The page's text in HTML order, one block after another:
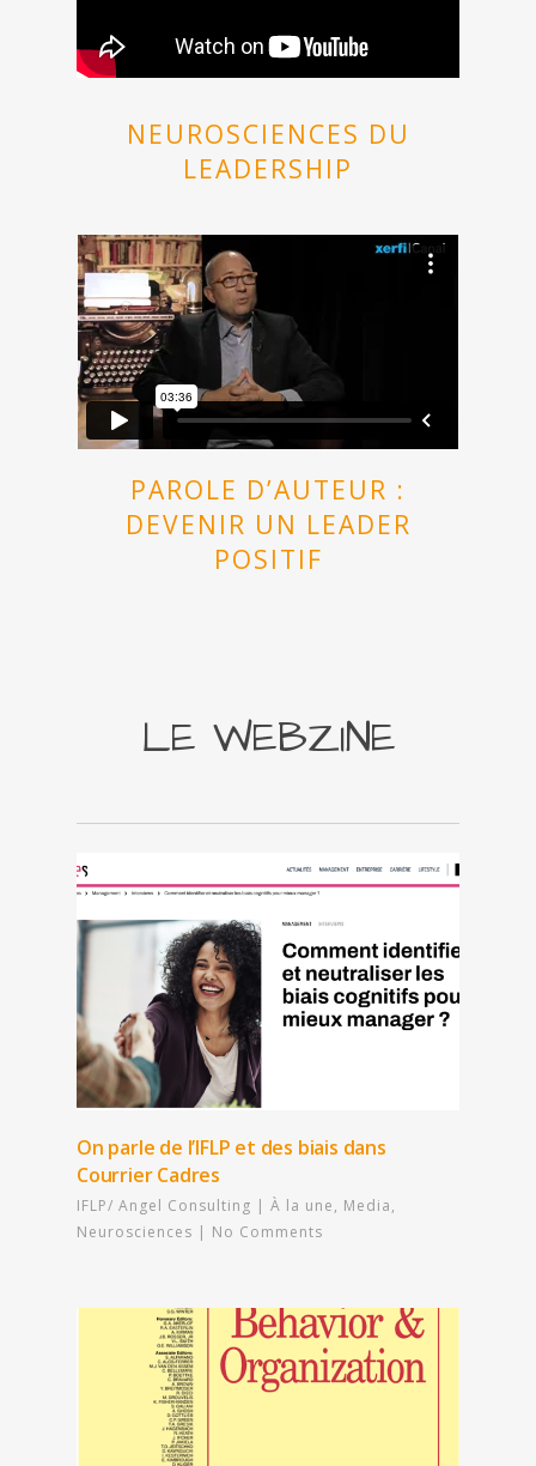
NEUROSCIENCES DU
LEADERSHIP
PAROLE D’AUTEUR :
DEVENIR UN LEADER
POSITIF
LE WEBZINE
On parle de l’IFLP et des biais dans
Courrier Cadres
IFLP/ Angel Consulting |À la une, Media,
Neurosciences | No Comments